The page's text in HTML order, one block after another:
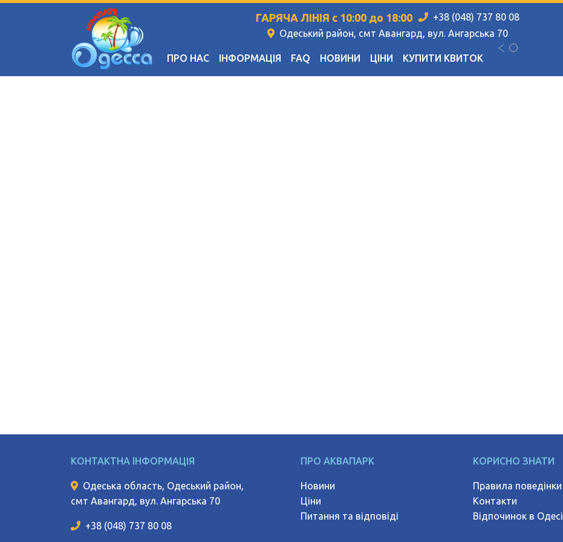
ГАРЯЧА ЛІНІЯ с 10:00 до 18:00
+38 (048) 737 80 08
Одеський район, смт Авангард, вул. Ангарська 70
ПРО НАС ІНФОРМАЦІЯ FAQ НОВИНИ ЦІНИ КУПИТИ КВИТОК
КОНТАКТНА ІНФОРМАЦІЯ
Одеська область, Одеський район,
смт Авангард, вул. Ангарська 70
+38 (048) 737 80 08
ПРО АКВАПАРК
Новини
Ціни
Питання та відповіді
КОРИСНО ЗНАТИ
Правила поведінки
Контакти
Відпочинок в Одесі